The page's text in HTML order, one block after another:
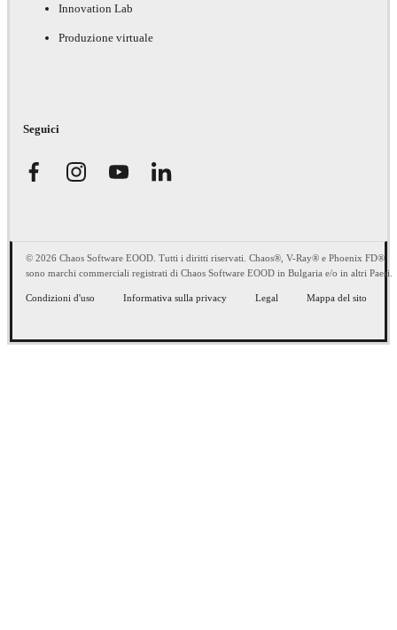
Innovation Lab
Produzione virtuale
Seguici
© 2026 Chaos Software EOOD. Tutti i diritti riservati. Chaos®, V-Ray® e Phoenix FD®
sono marchi commerciali registrati di Chaos Software EOOD in Bulgaria e/o in altri Paesi.
Condizioni d'uso Informativa sulla privacy Legal Mappa del sito